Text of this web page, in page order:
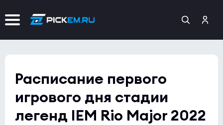
Расписание первого
игрового дня стадии
легенд IEM Rio Major 2022